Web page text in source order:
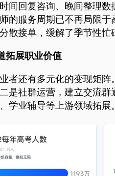
间回复咨询、晚间整理
的服务周期已不再局限
散接单，缓解了季节性忙
拓展职业价值
者还有多元化的变现矩
是社群运营，建立交流
学业辅导等上游领域拓展。